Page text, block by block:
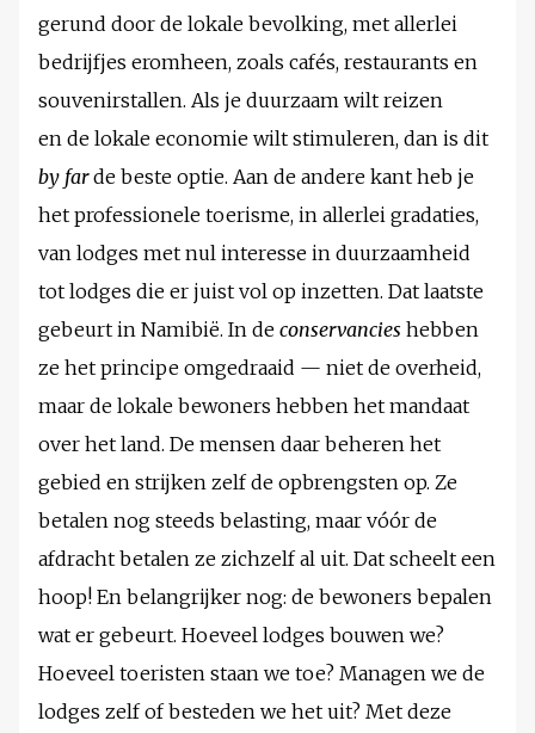
gerund door de lokale bevolking, met allerlei
bedrijfjes eromheen, zoals cafés, restaurants en
souvenirstallen. Als je duurzaam wilt reizen
en de lokale economie wilt stimuleren, dan is dit
by farde beste optie. Aan de andere kant heb je
het professionele toerisme, in allerlei gradaties,
van lodges met nul interesse in duurzaamheid
tot lodges die er juist vol op inzetten. Dat laatste
gebeurt in Namibië. In de conservancies hebben
ze het principe omgedraaid — niet de overheid,
maar de lokale bewoners hebben het mandaat
over het land. De mensen daar beheren het
gebied en strijken zelf de opbrengsten op. Ze
betalen nog steeds belasting, maar vóór de
afdracht betalen ze zichzelf al uit. Dat scheelt een
hoop! En belangrijker nog: de bewoners bepalen
wat er gebeurt. Hoeveel lodges bouwen we?
Hoeveel toeristen staan we toe? Managen we de
lodges zelf of besteden we het uit? Met deze